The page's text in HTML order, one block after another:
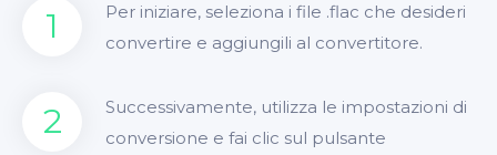
1
Per iniziare, seleziona i file .flac che desideri
convertire e aggiungili al convertitore.
2
Successivamente, utilizza le impostazioni di
conversione e fai clic sul pulsante